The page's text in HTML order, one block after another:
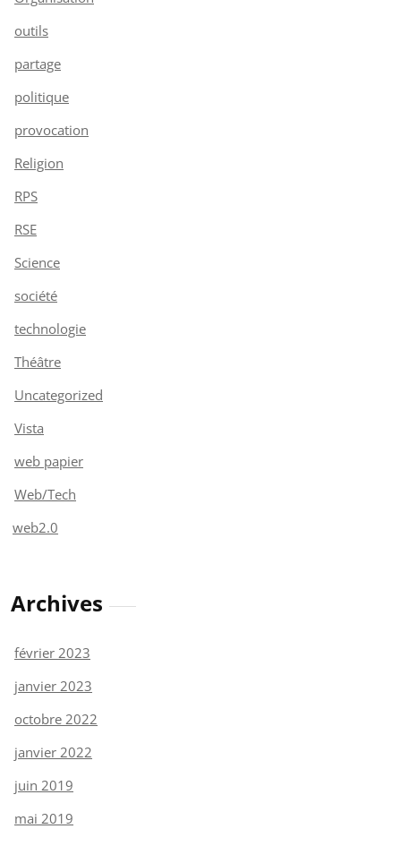
outils
partage
politique
provocation
Religion
RPS
RSE
Science
société
technologie
Théâtre
Uncategorized
Vista
web papier
Web/Tech
web2.0
Archives
février 2023
janvier 2023
octobre 2022
janvier 2022
juin 2019
mai 2019